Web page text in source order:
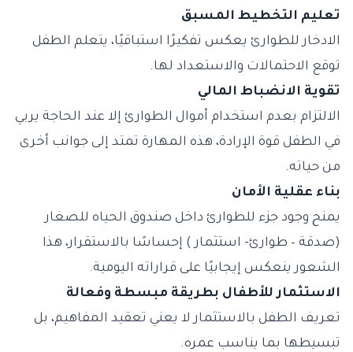
تعليم التخطيط المسبق
الادخار للطوارئ يعكس تفكيرًا استباقيًا، يتعلم الطفل
توقع الاحتمالات والاستعداد لها.
تقوية الانضباط المالي
الالتزام بعدم استخدام أموال الطوارئ إلا عند الحاجة يربي
في الطفل قوة الإرادة، هذه المهارة تمتد إلى جوانب أخرى
من حياته.
بناء عقلية الأمان
يمنح وجود جزء للطوارئ داخل صندوق الحياه للصغار
(صدقة – طوارئ- استثمار ) إحساسًا بالاستقرار، هذا
الشعور ينعكس إيجابيًا على قراراته اليومية.
الاستثمار للأطفال بطريقة مبسطة وفعالة
تعريف الطفل بالاستثمار لا يعني تعقيد المفاهيم، بل
تبسيطها بما يناسب عمره.